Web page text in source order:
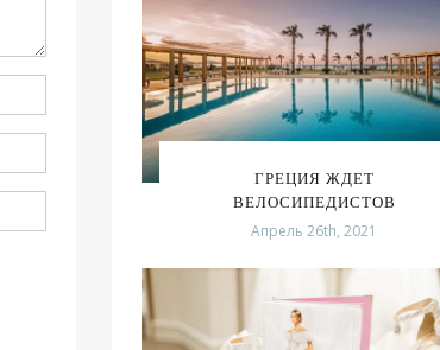
ГРЕЦИЯ ЖДЕТ
ВЕЛОСИПЕДИСТОВ
Апрель 26th, 2021